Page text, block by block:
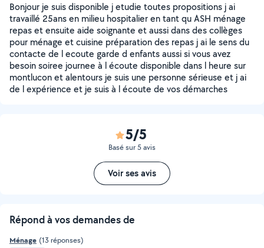
Bonjour je suis disponible j etudie toutes propositions j ai
travaillé 25ans en milieu hospitalier en tant qu ASH ménage
repas et ensuite aide soignante et aussi dans des collèges
pour ménage et cuisine préparation des repas j ai le sens du
contacte de l ecoute garde d enfants aussi si vous avez
besoin soiree journee à l écoute disponible dans l heure sur
montlucon et alentours je suis une personne sérieuse et j ai
de l expérience et je suis à l écoute de vos démarches
5/5
Basé sur 5 avis
Voir ses avis
Répond à vos demandes de
Ménage (13 réponses)